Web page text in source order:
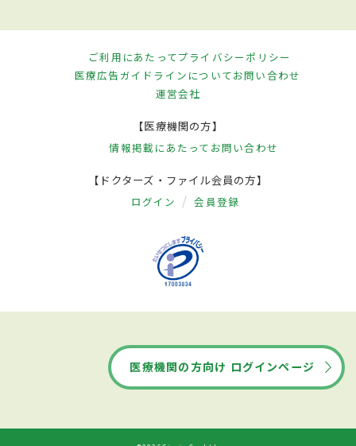
ご利用にあたってプライバシーポリシー
医療広告ガイドラインについてお問い合わせ
運営会社
【医療機関の方】
情報掲載にあたって お問い合わせ
【ドクターズ・ファイル会員の方】
ログイン 会員登録
医療機関の方向け ログインページ